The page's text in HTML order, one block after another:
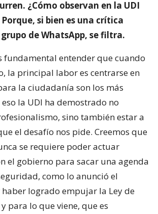
¿Cómo observan en la UDI
si bien es una crítica
de WhatsApp, se filtra.
fundamental entender que cuando
la principal labor es centrarse en
la ciudadanía son los más
eso la UDI ha demostrado no
sino también estar a
el desafío nos pide. Creemos que
se requiere poder actuar
el gobierno para sacar una agenda
como lo anunció el
logrado empujar la Ley de
para lo que viene, que es